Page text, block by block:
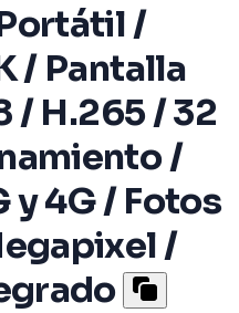
/
/ Pantalla
/ H.265 / 32
/
y 4G / Fotos
/